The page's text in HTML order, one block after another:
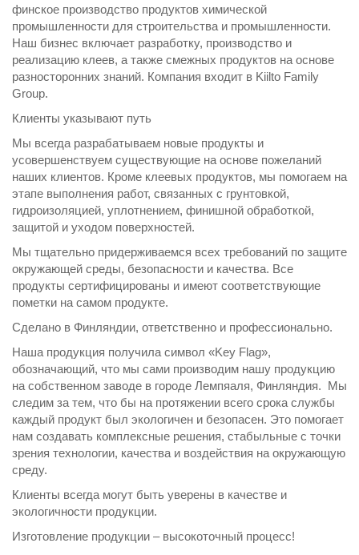
финское производство продуктов химической
промышленности для строительства и промышленности.
Наш бизнес включает разработку, производство и
реализацию клеев, а также смежных продуктов на основе
разносторонних знаний. Компания входит в Kiilto Family
Group.
Клиенты указывают путь
Мы всегда разрабатываем новые продукты и
усовершенствуем существующие на основе пожеланий
наших клиентов. Кроме клеевых продуктов, мы помогаем на
этапе выполнения работ, связанных с грунтовкой,
гидроизоляцией, уплотнением, финишной обработкой,
защитой и уходом поверхностей.
Мы тщательно придерживаемся всех требований по защите
окружающей среды, безопасности и качества. Все
продукты сертифицированы и имеют соответствующие
пометки на самом продукте.
Сделано в Финляндии, ответственно и профессионально.
Наша продукция получила символ «Key Flag»,
обозначающий, что мы сами производим нашу продукцию
на собственном заводе в городе Лемпяаля, Финляндия. Мы
следим за тем, что бы на протяжении всего срока службы
каждый продукт был экологичен и безопасен. Это помогает
нам создавать комплексные решения, стабыльные с точки
зрения технологии, качества и воздействия на окружающую
среду.
Клиенты всегда могут быть уверены в качестве и
экологичности продукции.
Изготовление продукции – высокоточный процесс!